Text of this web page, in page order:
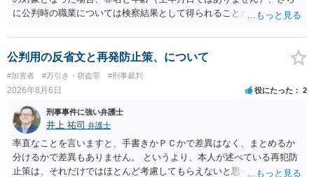
に公判時の職業については検察結果として得られることが通常です。
公判用の反省文と再発防止策、について
#加害者 #万引き・窃盗罪 #刑事裁判
2026年8月6日 役にたった 2
刑事事件に強い弁護士
井上 祐司 弁護士
率直なことを言いますと、手書きかＰＣかで差異はなく、まとめるか
分けるかで差異もありません。 というより、本人が述べている再犯防
止策は、それだけではほとんど考慮してもらえないと思った方が良い